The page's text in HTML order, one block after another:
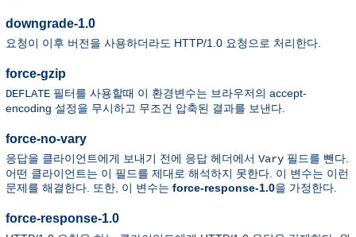
downgrade-1.0
요청이 이후 버전을 사용하더라도 HTTP/1.0 요청으로 처리한다.
force-gzip
DEFLATE 필터를 사용할때 이 환경변수는 브라우저의 accept-
encoding 설정을 무시하고 무조건 압축된 결과를 보낸다.
force-no-vary
응답을 클라이언트에게 보내기 전에 응답 헤더에서 Vary 필드를 뺀다.
어떤 클라이언트는 이 필드를 제대로 해석하지 못한다. 이 변수는 이런
문제를 해결한다. 또한, 이 변수는 force-response-1.0을 가정한다.
force-response-1.0